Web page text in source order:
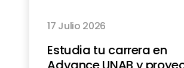
17 Julio 2026
Estudia tu carrera en